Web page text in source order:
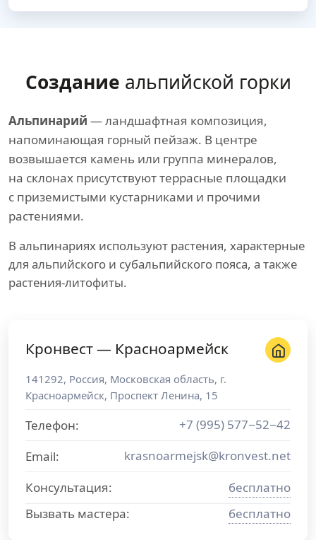
Создание альпийской горки
Альпинарий — ландшафтная композиция,
напоминающая горный пейзаж. В центре
возвышается камень или группа минералов,
на склонах присутствуют террасные площадки
с приземистыми кустарниками и прочими
растениями.
В альпинариях используют растения, характерные
для альпийского и субальпийского пояса, а также
растения-литофиты.
Кронвест — Красноармейск
141292, Россия, Московская область, г.
Красноармейск, Проспект Ленина, 15
Телефон:
+7 (995) 577−52−42
Email:
krasnoarmejsk@kronvest.net
Консультация:
бесплатно
Вызвать мастера:
бесплатно